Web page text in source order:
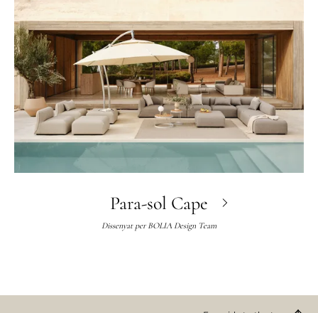
Para-sol Cape
Dissenyat per BOLIA Design Team